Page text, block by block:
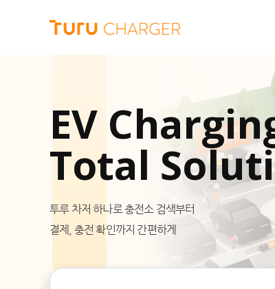
Charging
Solution
루 차저 하나로 충전소 검색부터
제, 충전 확인까지 간편하게